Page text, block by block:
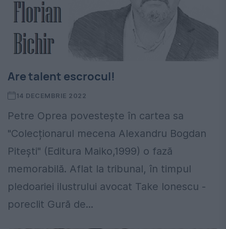
Are talent escrocul!
14 DECEMBRIE 2022
Petre Oprea povestește în cartea sa
"Colecționarul mecena Alexandru Bogdan
Pitești" (Editura Maiko,1999) o fază
memorabilă. Aflat la tribunal, în timpul
pledoariei ilustrului avocat Take Ionescu -
poreclit Gură de...